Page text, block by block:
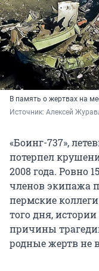
В память о жертвах на
Источник: Алексей
«Боинг-737»,
потерпел
2008 года. Ровно
членов экипажа
пермские
того дня,
причины
родные жертв не